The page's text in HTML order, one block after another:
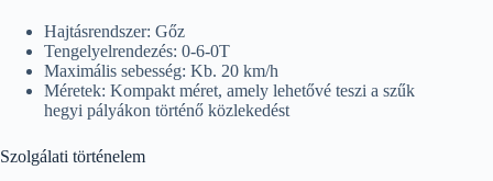
Hajtásrendszer: Gőz
Tengelyelrendezés: 0-6-0T
Maximális sebesség: Kb. 20 km/h
Méretek: Kompakt méret, amely lehetővé teszi a szűk
hegyi pályákon történő közlekedést
Szolgálati történelem